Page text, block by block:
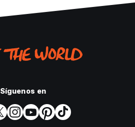
Síguenos en